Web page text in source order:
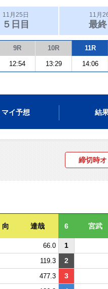
11月25日
５日目
11月
最終
9R 10R 11R
12:54 13:29 14:06
マイ予想 結
締切時
向 達哉 6 宮
66.0 1
119.3
2
477.3
3